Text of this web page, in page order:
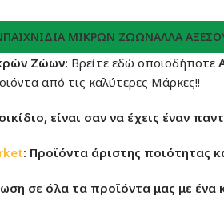
ΠΑΙΧΝΊΔΙΑ ΜΙΚΡΏΝ ΖΏΩΝΆΛΛΑ
Ζώων: Βρείτε εδώ οποιοδήποτε
από τις καλύτερες Μάρκες!!
είναι σαν να έχεις έναν
: Προϊόντα άριστης ποιότητας
σε όλα τα προϊόντα μας με ένα